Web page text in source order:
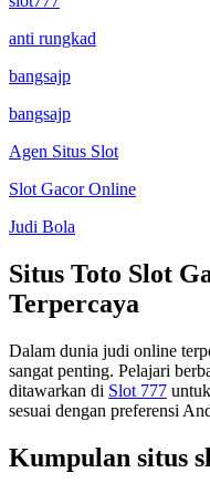
anti rungkad
bangsajp
bangsajp
Agen Situs Slot
Slot Gacor Online
Judi Bola
Situs Toto Slot
Terpercaya
Dalam dunia judi online
sangat penting. Pelajari
ditawarkan di Slot 777
sesuai dengan preferensi
Kumpulan situs